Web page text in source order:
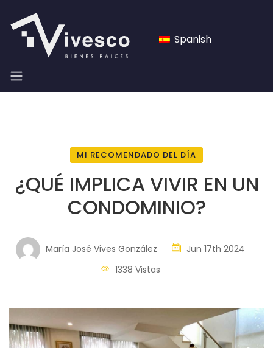
Spanish
MI RECOMENDADO DEL DÍA
¿QUÉ IMPLICA VIVIR EN UN
CONDOMINIO?
María José Vives González
Jun 17th 2024
1338 Vistas